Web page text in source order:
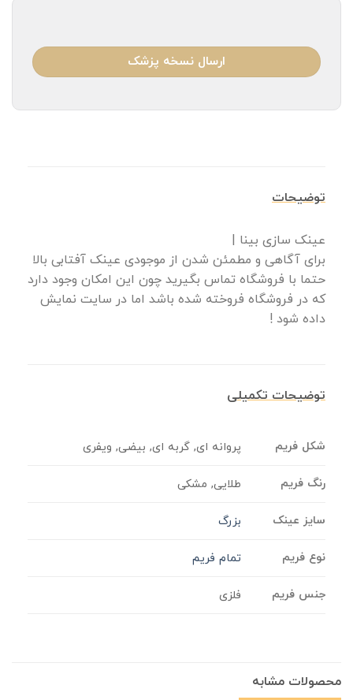
ارسال نسخه پزشک
توضیحات
عینک سازی بینا |
برای آگاهی و مطمئن شدن از موجودی عینک آفتابی بالا
حتما با فروشگاه تماس بگیرید چون این امکان وجود دارد
که در فروشگاه فروخته شده باشد اما در سایت نمایش
داده شود !
توضیحات تکمیلی
شکل فریم پروانه ای, گربه ای, بیضی, ویفری
رنگ فریم طلایی, مشکی
سایز عینک بزرگ
نوع فریم تمام فریم
جنس فریم فلزی
محصولات مشابه